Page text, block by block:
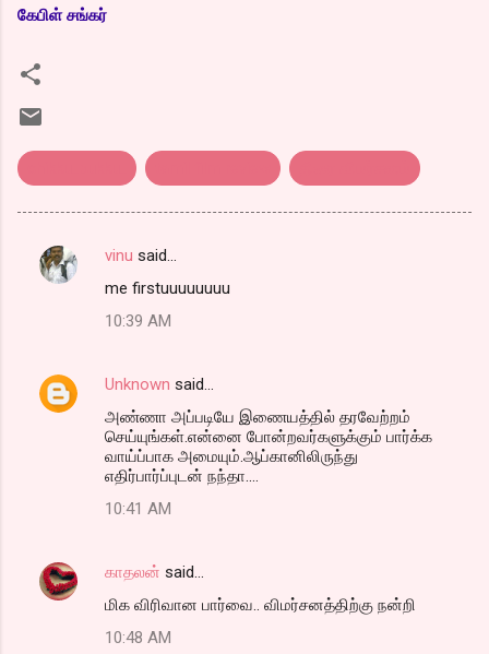
கேபிள் சங்கர்
C
e
vinu said…
me firstuuuuuuuu
10:39 AM
Unknown said…
அண்ணா அப்படியே இணையத்தில் தரவேற்றம்
செய்யுங்கள்.என்னை போன்றவர்களுக்கும் பார்க்க
வாய்ப்பாக அமையும்.ஆப்கானிலிருந்து
எதிர்பார்ப்புடன் நந்தா....
10:41 AM
காதலன் said…
மிக விரிவான பார்வை.. விமர்சனத்திற்கு நன்றி
10:48 AM